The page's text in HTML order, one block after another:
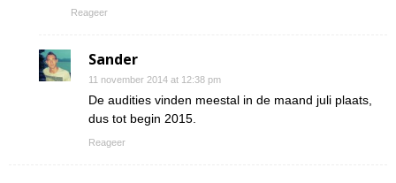
Reageer
Sander
11 november 2014 at 12:38 pm
De audities vinden meestal in de maand juli plaats,
dus tot begin 2015.
Reageer